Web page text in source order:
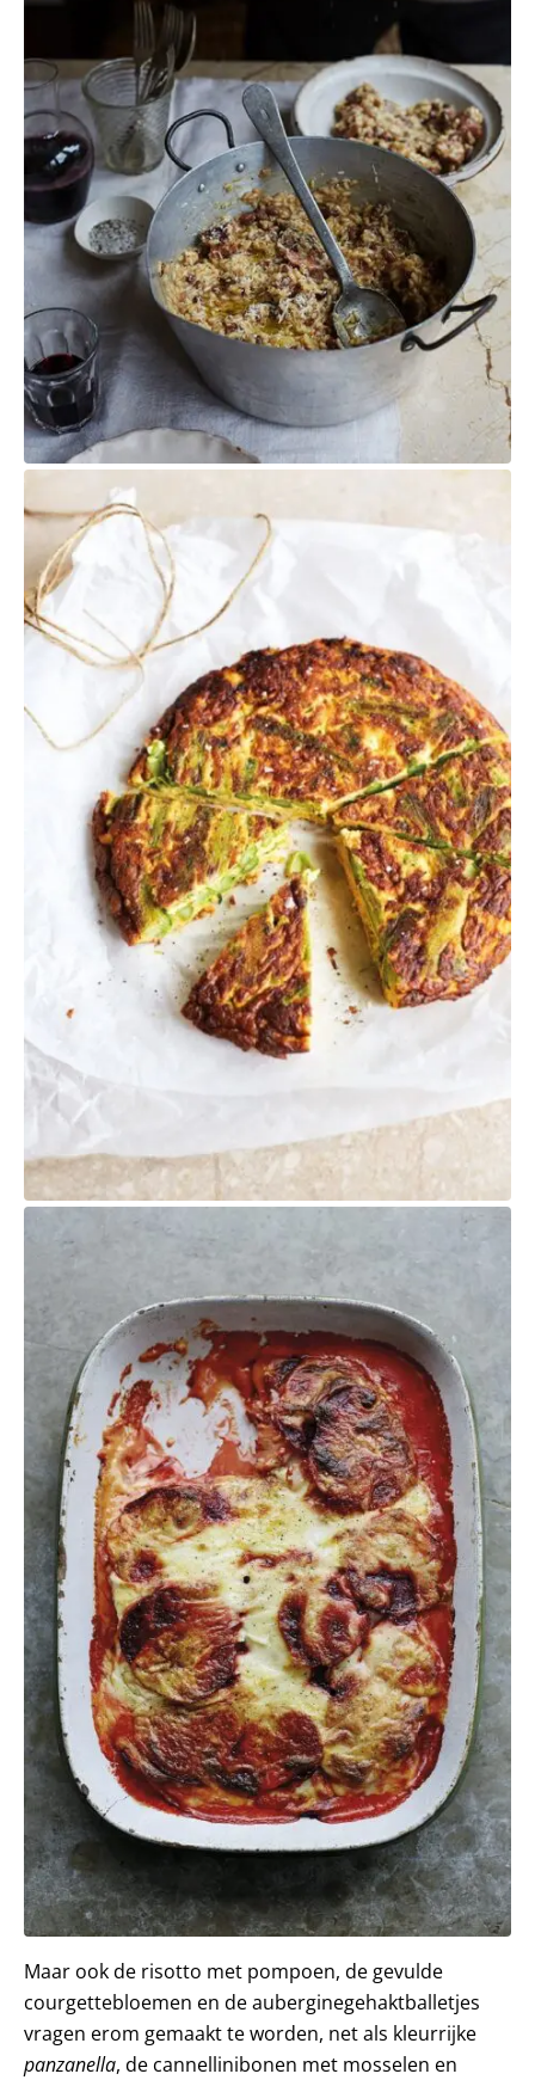
Maar ook de risotto met pompoen, de gevulde
courgettebloemen en de auberginegehaktballetjes
vragen erom gemaakt te worden, net als kleurrijke
panzanella, de cannellinibonen met mosselen en